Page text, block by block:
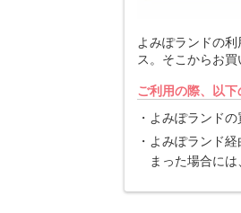
よみぽランドの
ス。そこからお
ご利用の際、以
よみぽランド
よみぽランド
まった場合に